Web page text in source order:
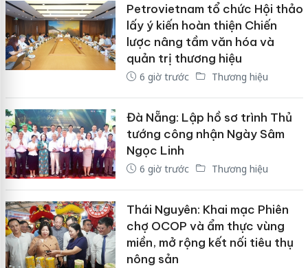
Petrovietnam tổ chức Hội thảo
lấy ý kiến hoàn thiện Chiến
lược nâng tầm văn hóa và
quản trị thương hiệu
6 giờ trước Thương hiệu
Đà Nẵng: Lập hồ sơ trình Thủ
tướng công nhận Ngày Sâm
Ngọc Linh
6 giờ trước Thương hiệu
Thái Nguyên: Khai mạc Phiên
chợ OCOP và ẩm thực vùng
miền, mở rộng kết nối tiêu thụ
nông sản